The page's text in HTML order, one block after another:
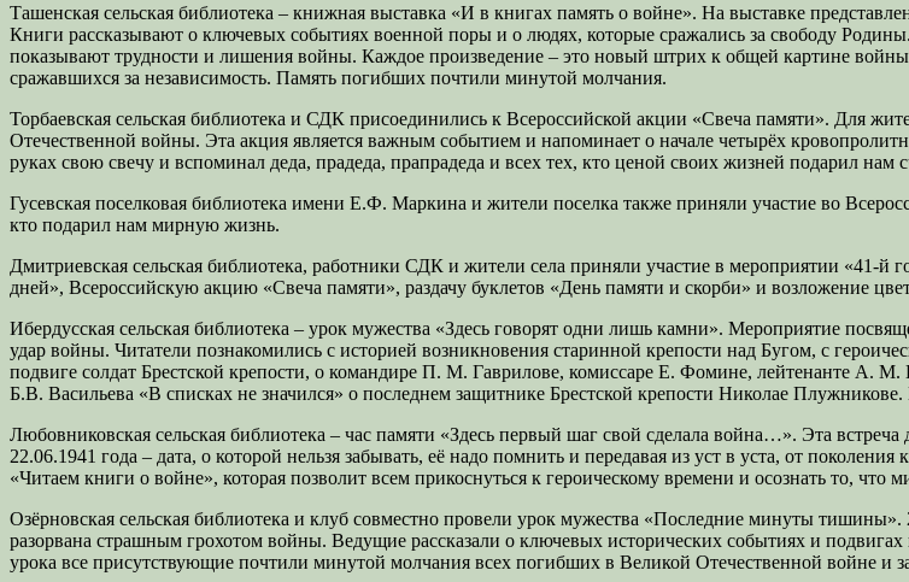
Ташенская сельская библиотека – книжная выставка «И в книгах память о войне». На выставке
Книги рассказывают о ключевых событиях военной поры и о людях, которые сражались за свободу
показывают трудности и лишения войны. Каждое произведение – это новый штрих к общей картине войны.
сражавшихся за независимость. Память погибших почтили минутой молчания.
Торбаевская сельская библиотека и СДК присоединились к Всероссийской акции «Свеча памяти». Для
Отечественной войны. Эта акция является важным событием и напоминает о начале четырёх
руках свою свечу и вспоминал деда, прадеда, прапрадеда и всех тех, кто ценой своих жизней подарил
Гусевская поселковая библиотека имени Е.Ф. Маркина и жители поселка также приняли участие во
кто подарил нам мирную жизнь.
Дмитриевская сельская библиотека, работники СДК и жители села приняли участие в мероприятии
дней», Всероссийскую акцию «Свеча памяти», раздачу буклетов «День памяти и скорби» и возложение
Ибердусская сельская библиотека – урок мужества «Здесь говорят одни лишь камни». Мероприятие
удар войны. Читатели познакомились с историей возникновения старинной крепости над Бугом, с
подвиге солдат Брестской крепости, о командире П. М. Гаврилове, комиссаре Е. Фомине, лейтенанте А.
Б.В. Васильева «В списках не значился» о последнем защитнике Брестской крепости Николае
Любовниковская сельская библиотека – час памяти «Здесь первый шаг свой сделала война…». Эта
22.06.1941 года – дата, о которой нельзя забывать, её надо помнить и передавая из уст в уста, от
«Читаем книги о войне», которая позволит всем прикоснуться к героическому времени и осознать то, что
Озёрновская сельская библиотека и клуб совместно провели урок мужества «Последние минуты
разорвана страшным грохотом войны. Ведущие рассказали о ключевых исторических событиях и
урока все присутствующие почтили минутой молчания всех погибших в Великой Отечественной войне и